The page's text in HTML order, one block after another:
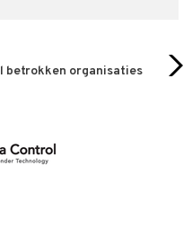
betrokken organisaties